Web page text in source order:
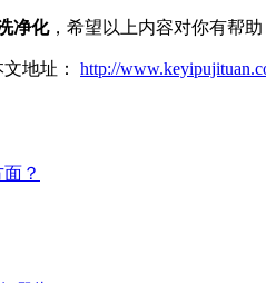
净化，希望以上内容对你有帮
地址： http://
？